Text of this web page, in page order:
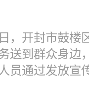
封市鼓楼区
送到群众身边
通过发放宣